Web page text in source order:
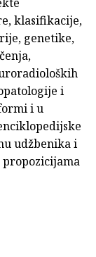
klasifikacije,
genetike,
i
i u
udžbenika i